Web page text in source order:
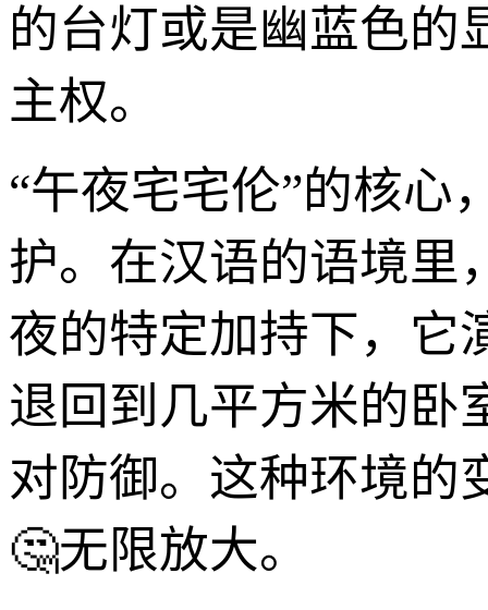
的台灯或是幽蓝色的
主权。
“午夜宅宅伦”的核心
护。在汉语的语境里
夜的特定加持下，它
退回到几平方米的卧
对防御。这种环境的
🤔无限放大。